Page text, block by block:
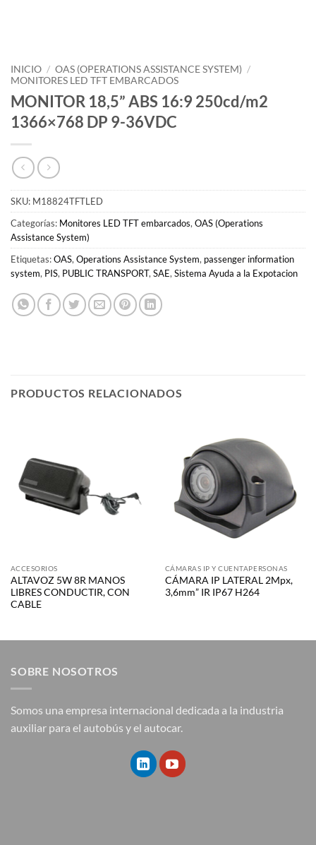
INICIO / OAS (OPERATIONS ASSISTANCE SYSTEM) /
MONITORES LED TFT EMBARCADOS
MONITOR 18,5” ABS 16:9 250cd/m2
1366×768 DP 9-36VDC
SKU: M18824TFTLED
Categorías: Monitores LED TFT embarcados,OAS (Operations
Assistance System)
Etiquetas:OAS,Operations Assistance System, passenger information
system, PIS, PUBLIC TRANSPORT,SAE,Sistema Ayuda a la Expotacion
PRODUCTOS RELACIONADOS
ACCESORIOS
ALTAVOZ 5W 8R MANOS
LIBRES CONDUCTIR, CON
CABLE
CÁMARAS IP Y CUENTAPERSONAS
CÁMARA IP LATERAL 2Mpx,
3,6mm” IR IP67 H264
SOBRE NOSOTROS
Somos una empresa internacional dedicada a la industria
auxiliar para el autobús y el autocar.